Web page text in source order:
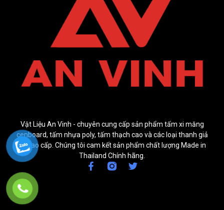
Vật Liệu An Vinh - chuyên cung cấp sản phẩm tấm xi măng
cenboard, tấm nhựa poly, tấm thạch cao và các loại thanh giả
gỗ cao cấp. Chúng tôi cam kết sản phẩm chất lượng Made in
Thailand Chính hãng.